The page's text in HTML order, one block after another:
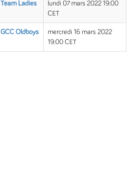
Team Ladies
lundi 07 mars 2022 19:00
CET
GCC Oldboys
mercredi 16 mars 2022
19:00 CET